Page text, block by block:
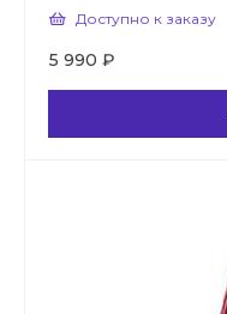
Доступно к заказу
5 990 ₽